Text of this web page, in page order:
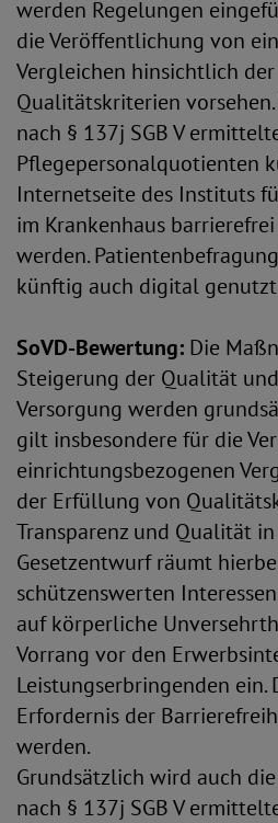
werden Regelungen
die Veröffentlichung von
Vergleichen hinsichtlich
Qualitätskriterien
nach § 137j SGB V
Pflegepersonalquotienten
Internetseite des Instituts
im Krankenhaus
werden.
künftig auch digital
SoVD-Bewertung: Die
Steigerung der Qualität
Versorgung werden
gilt insbesondere für die
einrichtungsbezogenen
der Erfüllung von
Transparenz und Qualität
Gesetzentwurf räumt
schützenswerten
auf körperliche
Vorrang vor den
Leistungserbringenden ein.
Erfordernis der
werden.
Grundsätzlich wird auch
nach § 137j SGB V